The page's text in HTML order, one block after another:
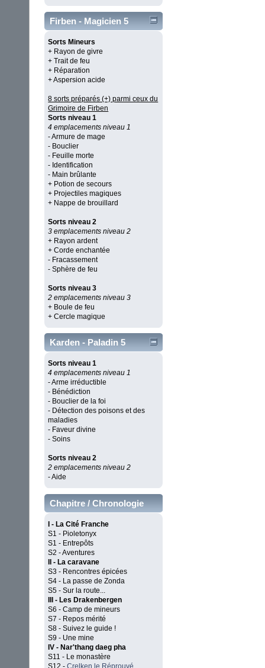
Firben - Magicien 5
Sorts Mineurs
+ Rayon de givre
+ Trait de feu
+ Réparation
+ Aspersion acide
8 sorts préparés (+) parmi ceux du
Grimoire de Firben
Sorts niveau 1
4 emplacements niveau 1
- Armure de mage
- Bouclier
- Feuille morte
- Identification
- Main brûlante
+ Potion de secours
+ Projectiles magiques
+ Nappe de brouillard
Sorts niveau 2
3 emplacements niveau 2
+ Rayon ardent
+ Corde enchantée
- Fracassement
- Sphère de feu
Sorts niveau 3
2 emplacements niveau 3
+ Boule de feu
+ Cercle magique
Karden - Paladin 5
Sorts niveau 1
4 emplacements niveau 1
- Arme irréductible
- Bénédiction
- Bouclier de la foi
- Détection des poisons et des
maladies
- Faveur divine
- Soins
Sorts niveau 2
2 emplacements niveau 2
- Aide
Chapitre / Chronologie
I - La Cité Franche
S1 - Pioletonyx
S1 - Entrepôts
S2 - Aventures
II - La caravane
S3 - Rencontres épicées
S4 - La passe de Zonda
S5 - Sur la route...
III - Les Drakenbergen
S6 - Camp de mineurs
S7 - Repos mérité
S8 - Suivez le guide !
S9 - Une mine
IV - Nar'thang daeg pha
S11 - Le monastère